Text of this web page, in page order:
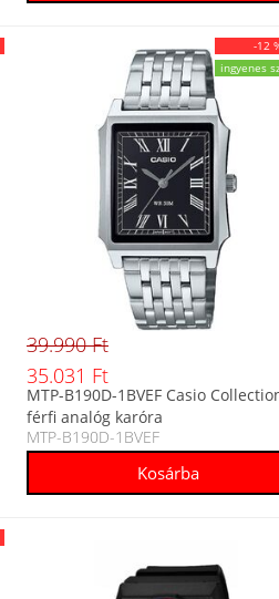
-12
ingyenes
39.990 Ft
35.031 Ft
MTP-B190D-1BVEF Casio
férfi analóg karóra
MTP-B190D-1BVEF